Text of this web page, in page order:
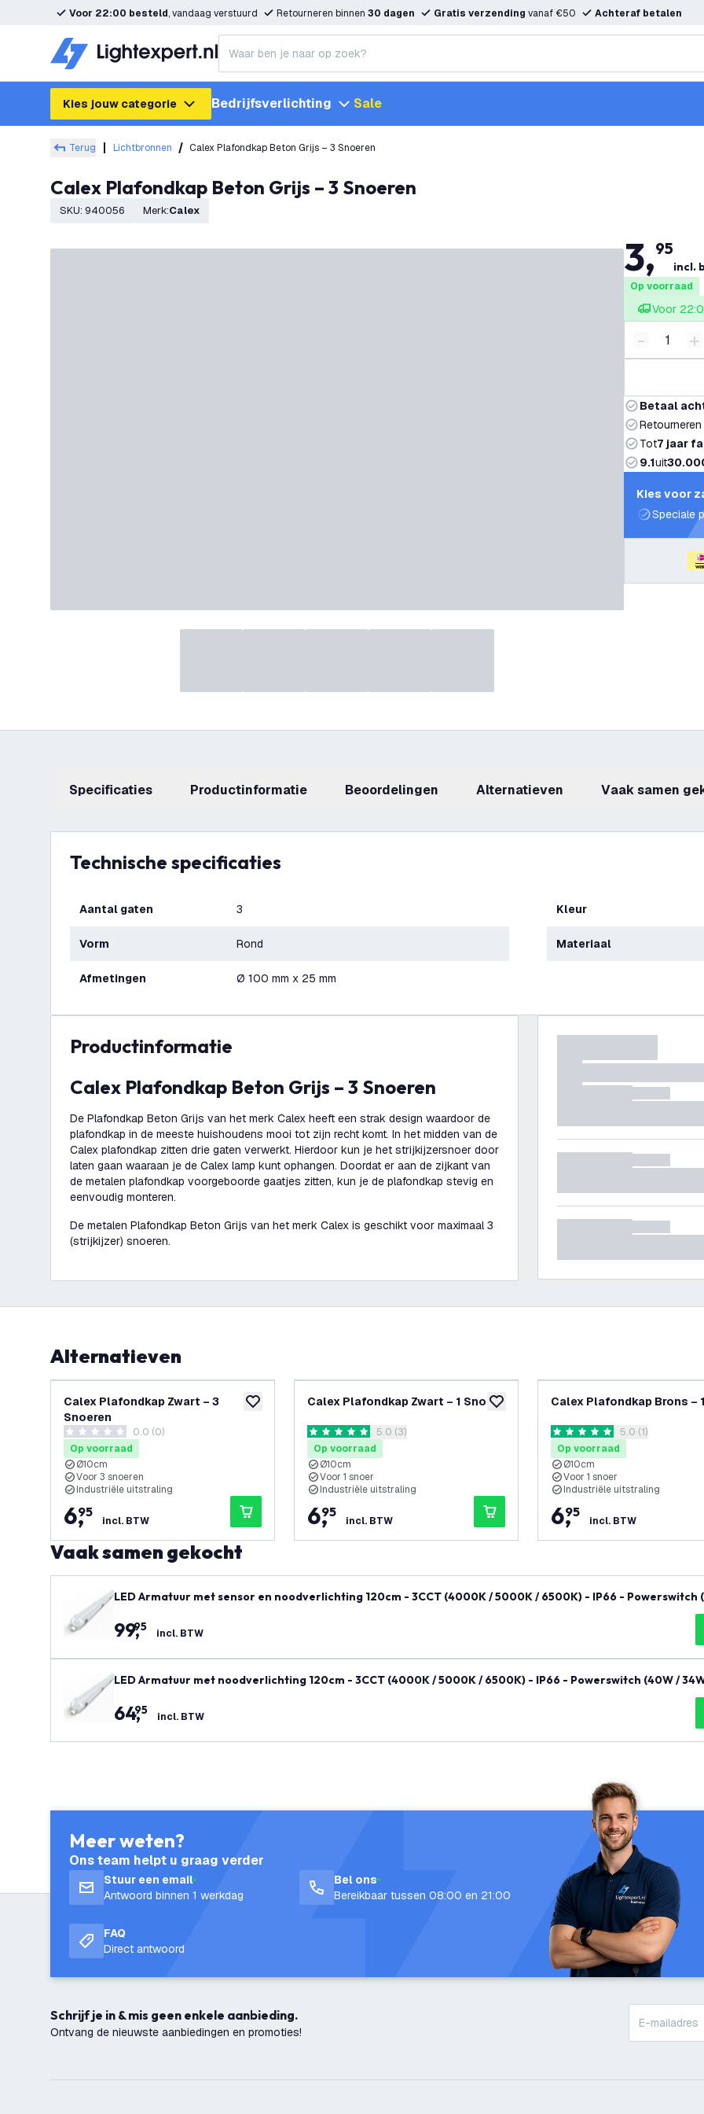
Voor 22:00 besteld, vandaag verstuurd Retourneren binnen 30 dagen Gratis verzending vanaf €50 Achteraf betalen
Kies jouw categorie Bedrijfsverlichting Sale
Terug Lichtbronnen Calex Plafondkap Beton Grijs – 3 Snoeren
Calex Plafondkap Beton Grijs – 3 Snoeren
SKU: 940056 Merk: Calex
3,95
incl.
Op voorraad
Voor
Verminder
- +
Betaal
Tot7 jaar
9.1uit
Kies voor
Speciale
Specificaties productinformatie beoordelingen Alternatieven Vaak samen
Technische specificaties
Aantal gaten 3
Vorm Rond
Afmetingen Ø 100 mm x 25 mm
Kleur
Materiaal
productinformatie
Calex Plafondkap Beton Grijs – 3 Snoeren
De Plafondkap Beton Grijs van het merk Calex heeft een strak design waardoor de
plafondkap in de meeste huishoudens mooi tot zijn recht komt. In het midden van de
Calex plafondkap zitten drie gaten verwerkt. Hierdoor kun je het strijkijzersnoer door
laten gaan waaraan je de Calex lamp kunt ophangen. Doordat er aan de zijkant van
de metalen plafondkap voorgeboorde gaatjes zitten, kun je de plafondkap stevig en
eenvoudig monteren.
De metalen Plafondkap Beton Grijs van het merk Calex is geschikt voor maximaal 3
(strijkijzer) snoeren.
Alternatieven
toevoegen aan verlanglijst
Calex Plafondkap Zwart – 3
Snoeren
0 score sterren0.0 (0)
Op voorraad
Ø10cm
Voor 3 snoeren
Industriële uitstraling
6,
95
incl. BTW
toevoegen aan verlanglijst
Calex Plafondkap Zwart – 1 Snoer
reviews drawer openen
5 score sterren5.0 (3)
Op voorraad
Ø10cm
Voor 1 snoer
Industriële uitstraling
6,
95
incl. BTW
Calex Plafondkap Brons –
reviews drawer
5 score sterren5.0 (1)
Op voorraad
Ø10cm
Voor 1 snoer
Industriële uitstraling
6,
95
incl. BTW
Vaak samen gekocht
LED Armatuur met sensor en noodverlichting 120cm - 3CCT (4000K / 5000K / 6500K) - IP66 - Powerswitch
99,
95 incl. BTW
LED Armatuur met noodverlichting 120cm - 3CCT (4000K / 5000K / 6500K) - IP66 - Powerswitch (40W /
64,
95 incl. BTW
Meer weten?
Ons team helpt u graag verder
Stuur een email
Antwoord binnen 1 werkdag
Bel ons
Bereikbaar tussen 08:00 en 21:00
FAQ
Direct antwoord
Schrijf je in & mis geen enkele aanbieding.
Ontvang de nieuwste aanbiedingen en promoties!